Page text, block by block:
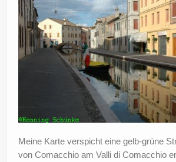
Meine Karte verspicht eine gelb-grüne
von Comacchio am Valli di Comacchio